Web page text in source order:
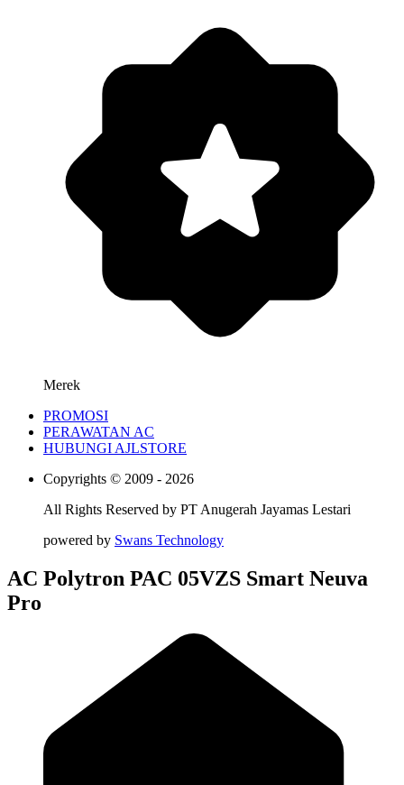
Merek
PROMOSI
PERAWATAN AC
HUBUNGI AJLSTORE
Copyrights © 2009 - 2026
All Rights Reserved by PT Anugerah Jayamas Lestari
powered by Swans Technology
AC Polytron PAC 05VZS Smart Neuva
Pro